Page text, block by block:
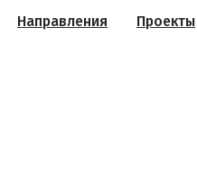
Направления Проекты